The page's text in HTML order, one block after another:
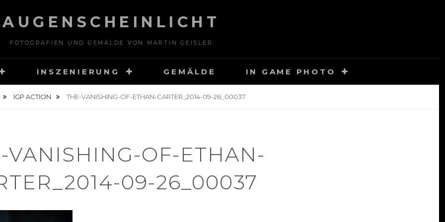
AUGENSCHEINLICHT
FOTOGRAFIEN UND GEMÄLDE VON MARTIN GEISLER
INSZENIERUNG GEMÄLDE IN GAME PHOTO
IGP ACTION THE-VANISHING-OF-ETHAN-CARTER_2014-09-26_00037
VANISHING-OF-ETHAN-
09-26_00037